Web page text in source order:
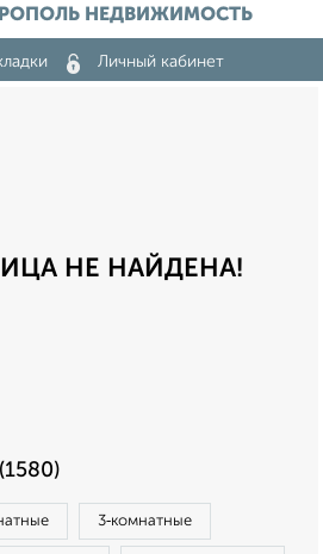
НЕДВИЖИМОСТЬ
Личный кабинет
НЕ НАЙДЕНА!
3‑комнатные